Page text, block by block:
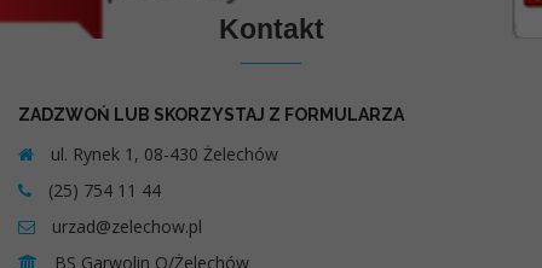
Kontakt
ZADZWOŃ LUB SKORZYSTAJ Z FORMULARZA
ul. Rynek 1, 08-430 Żelechów
(25) 754 11 44
urzad@zelechow.pl
BS Garwolin O/Żelechów